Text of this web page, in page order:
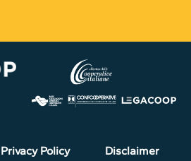
Privacy Policy
Disclaimer